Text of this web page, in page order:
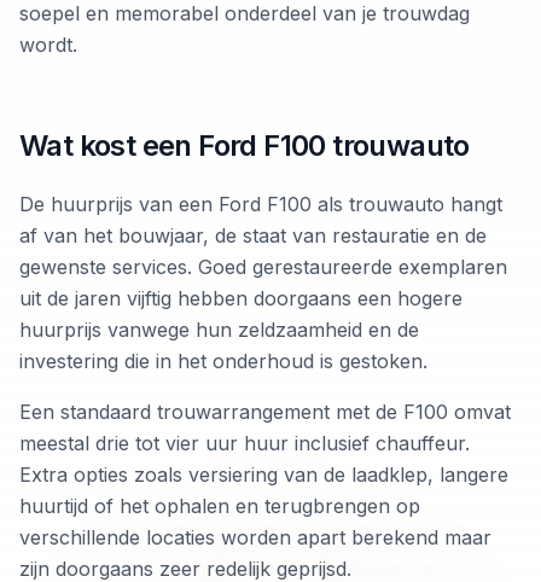
soepel en memorabel onderdeel van je trouwdag
wordt.
Wat kost een Ford F100 trouwauto
De huurprijs van een Ford F100 als trouwauto hangt
af van het bouwjaar, de staat van restauratie en de
gewenste services. Goed gerestaureerde exemplaren
uit de jaren vijftig hebben doorgaans een hogere
huurprijs vanwege hun zeldzaamheid en de
investering die in het onderhoud is gestoken.
Een standaard trouwarrangement met de F100 omvat
meestal drie tot vier uur huur inclusief chauffeur.
Extra opties zoals versiering van de laadklep, langere
huurtijd of het ophalen en terugbrengen op
verschillende locaties worden apart berekend maar
zijn doorgaans zeer redelijk geprijsd.